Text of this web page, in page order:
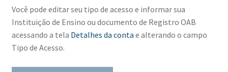
Advocacia
quantidade
Você pode editar seu tipo de acesso e informar sua
Instituição de Ensino ou documento de Registro OAB
acessando a tela Detalhes da conta e alterando o campo
Tipo de Acesso.